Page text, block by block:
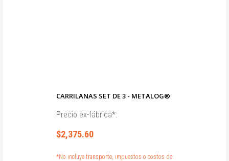
CARRILANAS SET DE 3 - METALOG®
Precio ex-fábrica*:
$2,375.60
*No incluye transporte, impuestos o costos de